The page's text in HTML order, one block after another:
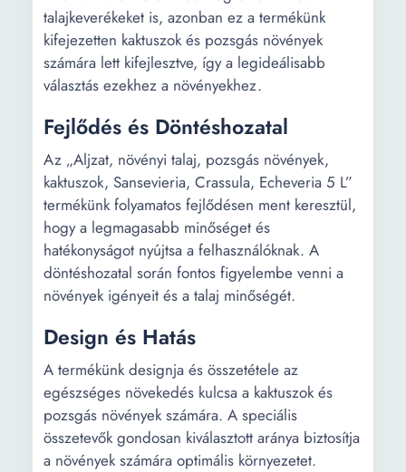
talajkeverékeket is, azonban ez a termékünk
kifejezetten kaktuszok és pozsgás növények
számára lett kifejlesztve, így a legideálisabb
választás ezekhez a növényekhez.
Fejlődés és Döntéshozatal
Az „Aljzat, növényi talaj, pozsgás növények,
kaktuszok, Sansevieria, Crassula, Echeveria 5 L”
termékünk folyamatos fejlődésen ment keresztül,
hogy a legmagasabb minőséget és
hatékonyságot nyújtsa a felhasználóknak. A
döntéshozatal során fontos figyelembe venni a
növények igényeit és a talaj minőségét.
Design és Hatás
A termékünk designja és összetétele az
egészséges növekedés kulcsa a kaktuszok és
pozsgás növények számára. A speciális
összetevők gondosan kiválasztott aránya biztosítja
a növények számára optimális környezetet.